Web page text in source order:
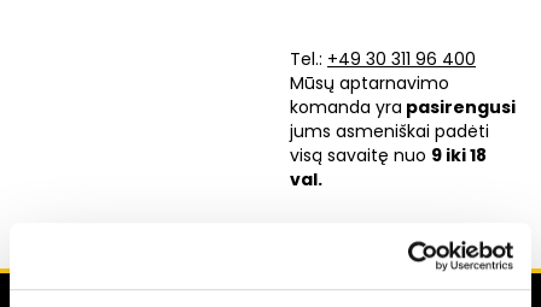
Tel.: +49 30 311 96 400
Mūsų aptarnavimo
komanda yra pasirengusi
jums asmeniškai padėti
visą savaitę nuo 9 iki 18
val.